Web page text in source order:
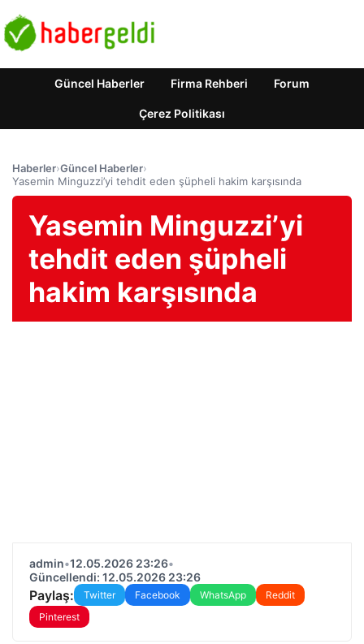
Güncel Haberler Firma Rehberi Forum
Çerez Politikası
Haberler›Güncel Haberler›
Yasemin Minguzzi’yi tehdit eden şüpheli hakim karşısında
Yasemin Minguzzi’yi
tehdit eden şüpheli
hakim karşısında
admin•12.05.2026 23:26•
Güncellendi: 12.05.2026 23:26
Paylaş: Twitter Facebook WhatsApp
Reddit
Pinterest